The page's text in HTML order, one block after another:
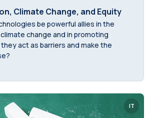
Climate Change, and Equity
be powerful allies in the
change and in promoting
act as barriers and make the
IT